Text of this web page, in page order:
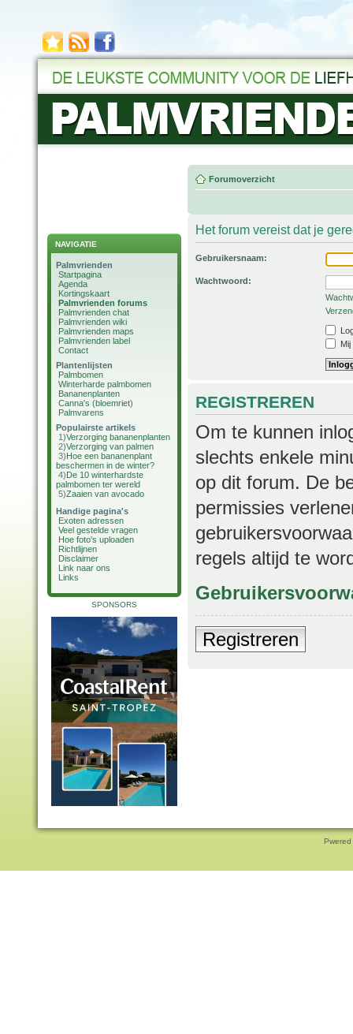
NAVIGATIE
Palmvrienden
Startpagina
Agenda
Kortingskaart
Palmvrienden forums
Palmvrienden chat
Palmvrienden wiki
Palmvrienden maps
Palmvrienden label
Contact
Plantenlijsten
Palmbomen
Winterharde palmbomen
Bananenplanten
Canna's (bloemriet)
Palmvarens
Populairste artikels
1)Verzorging bananenplanten
2)Verzorging van palmen
3)Hoe een bananenplant
beschermen in de winter?
4)De 10 winterhardste
palmbomen ter wereld
5)Zaaien van avocado
Handige pagina's
Exoten adressen
Veel gestelde vragen
Hoe foto's uploaden
Richtlijnen
Disclaimer
Link naar ons
Links
SPONSORS
Forumoverzicht
Het forum vereist dat je
Gebruikersnaam:
Wachtwoord:
REGISTREREN
Om te kunnen
slechts enkele
op dit forum. De
permissies
regels altijd te
Registreren